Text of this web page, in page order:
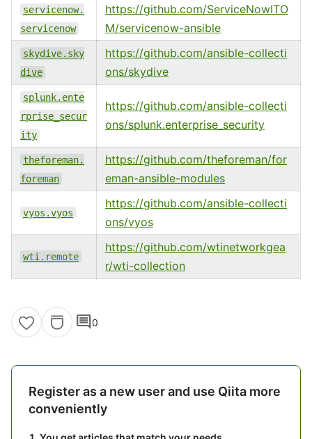
servicenow.
servicenow
https://github.com/ServiceNowITO
M/servicenow-ansible
skydive.sky
dive
https://github.com/ansible-collecti
ons/skydive
splunk.ente
rprise_secur
ity
https://github.com/ansible-collecti
ons/splunk.enterprise_security
theforeman.
foreman
https://github.com/theforeman/for
eman-ansible-modules
vyos.vyos
https://github.com/ansible-collecti
ons/vyos
wti.remote
https://github.com/wtinetworkgea
r/wti-collection
comment0
Register as a new user and use Qiita more
conveniently